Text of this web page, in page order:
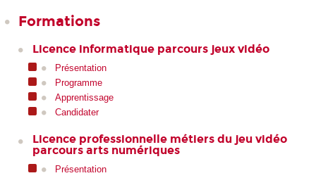
Formations
Licence informatique parcours jeux vidéo
Présentation
Programme
Apprentissage
Candidater
Licence professionnelle métiers du jeu vidéo
parcours arts numériques
Présentation